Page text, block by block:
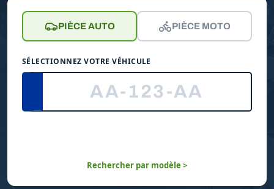
PIÈCE AUTO PIÈCE MOTO
SÉLECTIONNEZ VOTRE VÉHICULE
Rechercher par modèle >